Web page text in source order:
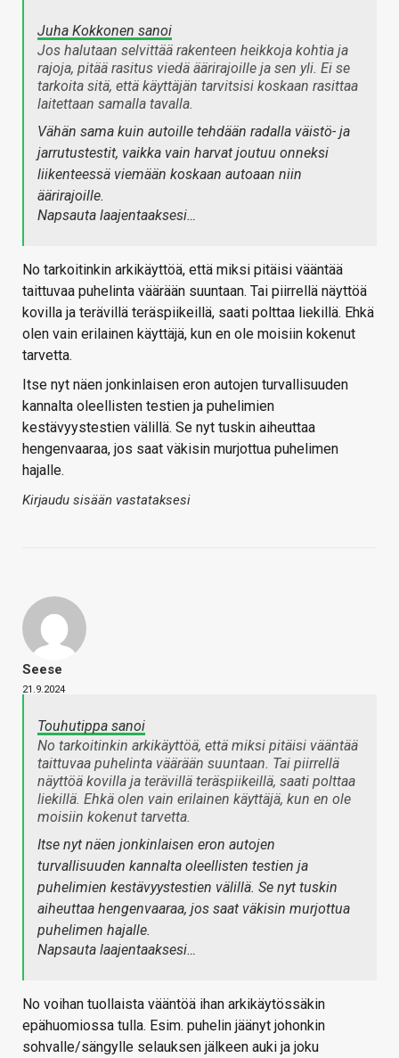
Juha Kokkonen sanoi
Jos halutaan selvittää rakenteen heikkoja kohtia ja
rajoja, pitää rasitus viedä äärirajoille ja sen yli. Ei se
tarkoita sitä, että käyttäjän tarvitsisi koskaan rasittaa
laitettaan samalla tavalla.
Vähän sama kuin autoille tehdään radalla väistö- ja
jarrutustestit, vaikka vain harvat joutuu onneksi
liikenteessä viemään koskaan autoaan niin
äärirajoille.
Napsauta laajentaaksesi…
No tarkoitinkin arkikäyttöä, että miksi pitäisi vääntää
taittuvaa puhelinta väärään suuntaan. Tai piirrellä näyttöä
kovilla ja terävillä teräspiikeillä, saati polttaa liekillä. Ehkä
olen vain erilainen käyttäjä, kun en ole moisiin kokenut
tarvetta.
Itse nyt näen jonkinlaisen eron autojen turvallisuuden
kannalta oleellisten testien ja puhelimien
kestävyystestien välillä. Se nyt tuskin aiheuttaa
hengenvaaraa, jos saat väkisin murjottua puhelimen
hajalle.
Kirjaudu sisään vastataksesi
Seese
21.9.2024
Touhutippa sanoi
No tarkoitinkin arkikäyttöä, että miksi pitäisi vääntää
taittuvaa puhelinta väärään suuntaan. Tai piirrellä
näyttöä kovilla ja terävillä teräspiikeillä, saati polttaa
liekillä. Ehkä olen vain erilainen käyttäjä, kun en ole
moisiin kokenut tarvetta.
Itse nyt näen jonkinlaisen eron autojen
turvallisuuden kannalta oleellisten testien ja
puhelimien kestävyystestien välillä. Se nyt tuskin
aiheuttaa hengenvaaraa, jos saat väkisin murjottua
puhelimen hajalle.
Napsauta laajentaaksesi…
No voihan tuollaista vääntöä ihan arkikäytössäkin
epähuomiossa tulla. Esim. puhelin jäänyt johonkin
sohvalle/sängylle selauksen jälkeen auki ja joku